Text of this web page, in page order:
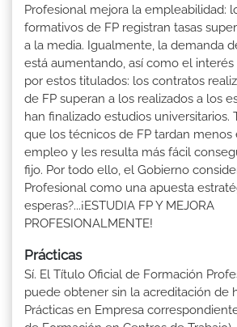
Profesional mejora la empleabilidad:
formativos de FP registran tasas
a la media. Igualmente, la demanda
está aumentando, así como el
por estos titulados: los contratos
de FP superan a los realizados a los
han finalizado estudios universitarios.
que los técnicos de FP tardan menos
empleo y les resulta más fácil
fijo. Por todo ello, el Gobierno
Profesional como una apuesta
esperas?...¡ESTUDIA FP Y MEJORA
PROFESIONALMENTE!
Prácticas
Sí. El Título Oficial de Formación
puede obtener sin la acreditación de
Prácticas en Empresa